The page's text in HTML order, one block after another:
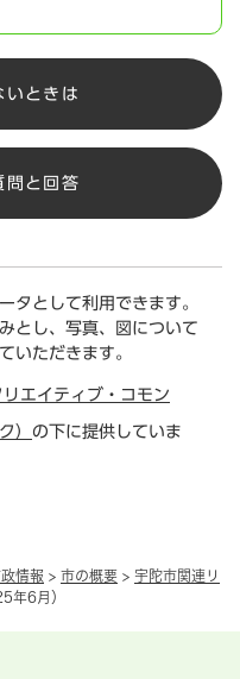
情報 > 市の概要 > 宇陀市関連リ
年6月）
いときは
問と回答
タとして利用できます。
とし、写真、図について
いただきます。
リエイティブ・コモン
） の下に提供していま